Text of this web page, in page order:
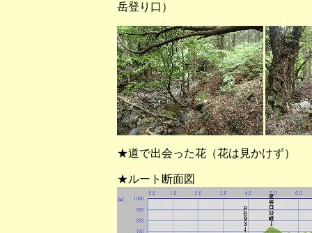
岳登り口）
★道で出会った花（花は見かけず）
★ルート断面図